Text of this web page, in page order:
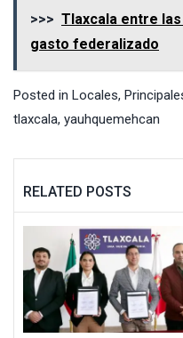
>>> Tlaxcala entre
gasto federalizado
Posted in Locales,
tlaxcala, yauhquemehcan
RELATED POSTS